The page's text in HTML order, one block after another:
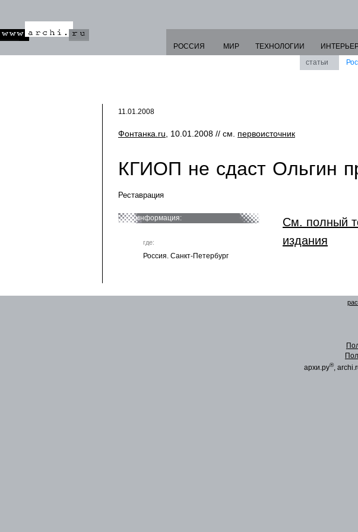
РОССИЯ МИР ТЕХНОЛОГИИ
статьи
11.01.2008
Фонтанка.ru , 10.01.2008 // см. первоисточник
КГИОП не сдаст Ольгин
Реставрация
информация:
где:
Россия. Санкт-Петербург
См. полный
издания
архи.ру®,